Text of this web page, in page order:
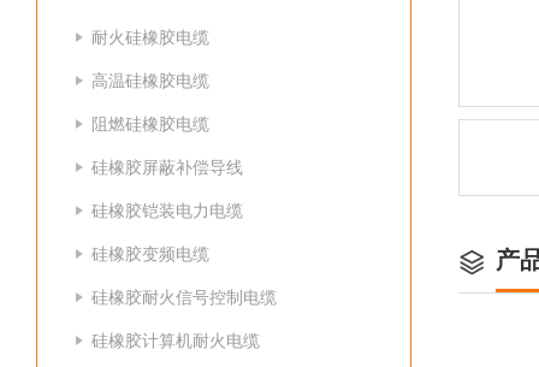
耐火硅橡胶电缆
高温硅橡胶电缆
阻燃硅橡胶电缆
硅橡胶屏蔽补偿导线
硅橡胶铠装电力电缆
硅橡胶变频电缆
硅橡胶耐火信号控制电缆
硅橡胶计算机耐火电缆
产